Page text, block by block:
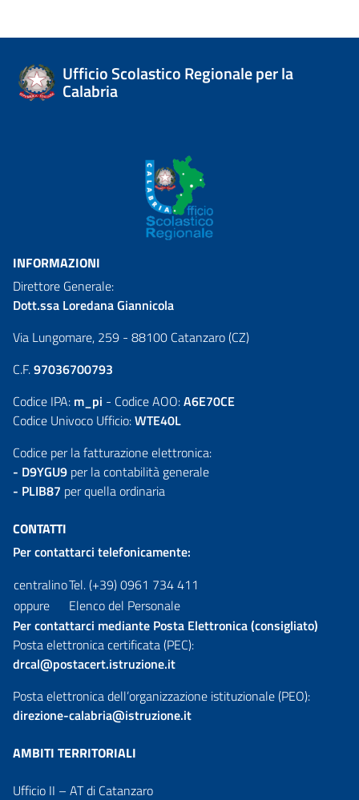
Ufficio Scolastico Regionale per la
Calabria
INFORMAZIONI
Direttore Generale:
Dott.ssa Loredana Giannicola
Via Lungomare, 259 - 88100 Catanzaro (CZ)
C.F.97036700793
Codice IPA: m_pi - Codice AOO:A6E70CE
Codice Univoco Ufficio:WTE40L
Codice per la fatturazione elettronica:
- D9YGU9 per la contabilità generale
- PLIB87 per quella ordinaria
CONTATTI
Per contattarci telefonicamente:
centralinoTel. (+39) 0961 734 411
oppure
Elenco del Personale
Per contattarci mediante Posta Elettronica (consigliato)
Posta elettronica certificata (PEC):
drcal@postacert.istruzione.it
Posta elettronica dell’organizzazione istituzionale (PEO):
direzione-calabria@istruzione.it
AMBITI TERRITORIALI
Ufficio II – AT di Catanzaro